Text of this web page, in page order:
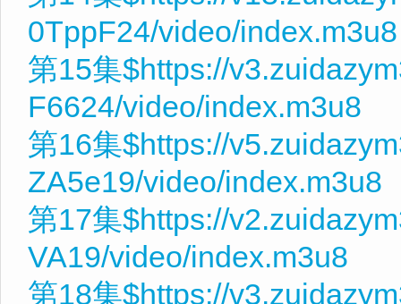
0TppF24/video/index.m3u8
第15集$https://
F6624/video/index.m3u8
第16集$https://
ZA5e19/video/index.m3u8
第17集$https://
VA19/video/index.m3u8
第18集$https://